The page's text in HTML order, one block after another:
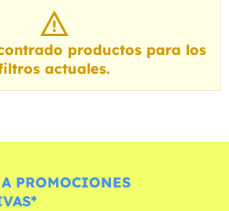
productos para los
actuales.
PROMOCIONES